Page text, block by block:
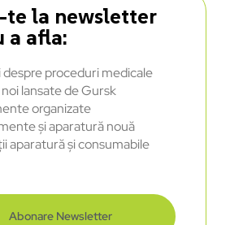
la newsletter
a afla:
proceduri medicale
lansate de Gursk
organizate
și aparatură nouă
aparatură și consumabile
Abonare Newsletter